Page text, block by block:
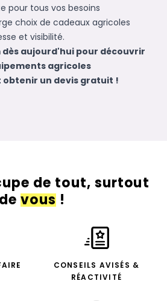
pour tous vos besoins
choix de cadeaux agricoles
et visibilité.
aujourd'hui pour découvrir
agricoles
obtenir un devis gratuit !
de tout, surtout
devous!
CONSEILS AVISÉS &
RÉACTIVITÉ